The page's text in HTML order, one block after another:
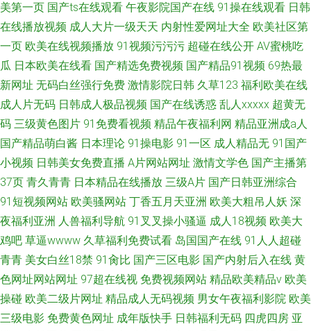
美第一页 国产ts在线观看 午夜影院国产在线 91操在线观看 日韩
在线播放视频 成人大片一级天天 内射性爱网址大全 欧美社区第
一页 欧美在线视频播放 91视频污污污 超碰在线公开 AV蜜桃吃
瓜 日本欧美在线看 国产精选免费视频 国产精品91视频 69热最
新网址 无码白丝强行免费 激情影院日韩 久草123 福利欧美在线
成人片无码 日韩成人极品视频 国产在线诱惑 乱人xxxxx 超黄无
码 三级黄色图片 91免费看视频 精品午夜福利网 精品亚洲成a人
国产精品萌白酱 日本理论 91操电影 91一区 成人精品无 91国产
小视频 日韩美女免费直播 A片网站网址 激情文学色 国产主播第
37页 青久青青 日本精品在线播放 三级A片 国产日韩亚洲综合
91短视频网站 欧美骚网站 丁香五月天亚洲 欧美大粗吊人妖 深
夜福利亚洲 人兽福利导航 91叉叉操小骚逼 成人18视频 欧美大
鸡吧 草逼wwww 久草福利免费试看 岛国国产在线 91人人超碰
青青 美女白丝18禁 91肏比 国产三区电影 国产内射后入在线 黄
色网址网站网址 97超在线视 免费视频网站 精品欧美精品v 欧美
操碰 欧美二级片网址 精品成人无码视频 男女午夜福利影院 欧美
三级电影 免费黄色网址 成年版快手 日韩福利无码 四虎四房 亚